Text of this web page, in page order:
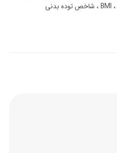
BMI شاخص توده بدنی